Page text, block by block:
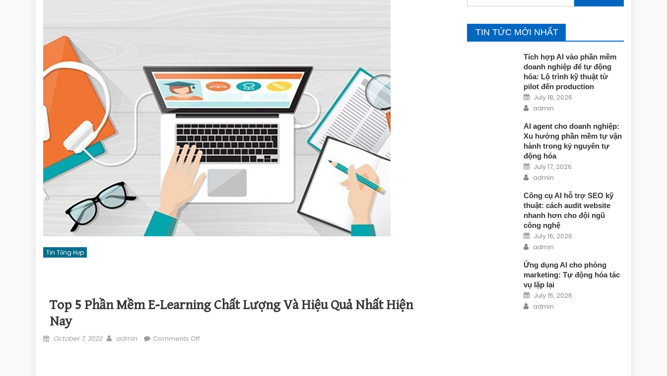
Tin Tổng Hợp
Top 5 Phần Mềm E-Learning Chất Lượng Và Hiệu Quả Nhất Hiện
Nay
Posted on
October 7, 2022 Author
admin Comments Off
TIN TỨC MỚI NHẤT
Tích hợp AI vào phần mềm
doanh nghiệp để tự động
hóa: Lộ trình kỹ thuật từ
pilot đến production
Posted on
July 18, 2026
Author
admin
AI agent cho doanh nghiệp:
Xu hướng phần mềm tự vận
hành trong kỷ nguyên tự
động hóa
Posted on
July 17, 2026
Author
admin
Công cụ AI hỗ trợ SEO kỹ
thuật: cách audit website
nhanh hơn cho đội ngũ
công nghệ
Posted on
July 16, 2026
Author
admin
Ứng dụng AI cho phòng
marketing: Tự động hóa tác
vụ lặp lại
Posted on
July 15, 2026
Author
admin